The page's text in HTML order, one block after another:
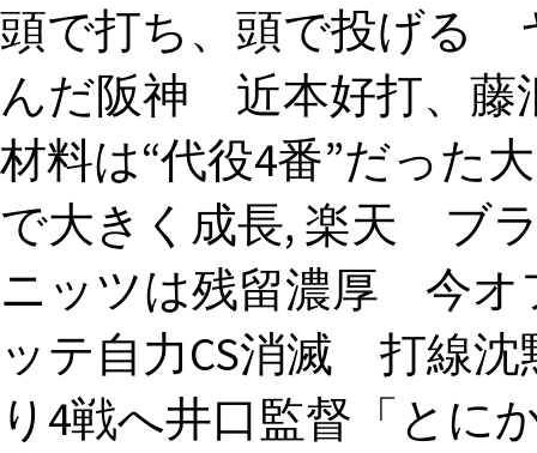
頭で打ち、頭で投げる
んだ阪神 近本好打、藤
材料は“代役4番”だった
で大きく成長, 楽天 ブ
ニッツは残留濃厚 今オ
ッテ自力CS消滅 打線
り4戦へ井口監督「とに